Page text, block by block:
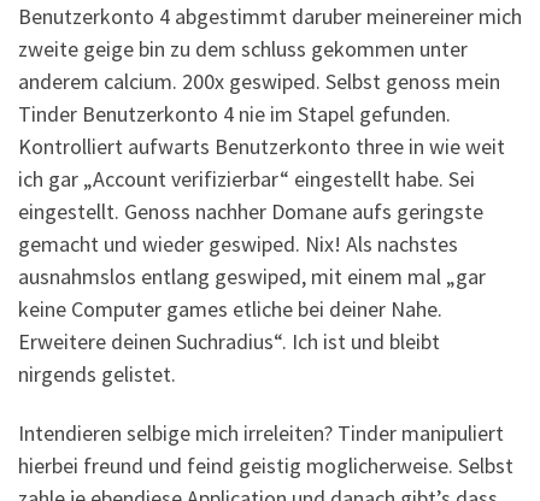
Benutzerkonto 4 abgestimmt daruber meinereiner mich
zweite geige bin zu dem schluss gekommen unter
anderem calcium. 200x geswiped. Selbst genoss mein
Tinder Benutzerkonto 4 nie im Stapel gefunden.
Kontrolliert aufwarts Benutzerkonto three in wie weit
ich gar „Account verifizierbar“ eingestellt habe. Sei
eingestellt. Genoss nachher Domane aufs geringste
gemacht und wieder geswiped. Nix! Als nachstes
ausnahmslos entlang geswiped, mit einem mal „gar
keine Computer games etliche bei deiner Nahe.
Erweitere deinen Suchradius“. Ich ist und bleibt
nirgends gelistet.
Intendieren selbige mich irreleiten? Tinder manipuliert
hierbei freund und feind geistig moglicherweise. Selbst